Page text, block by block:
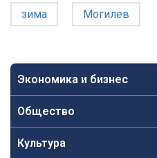
Экономика и бизнес
Общество
Культура
зима Могилев